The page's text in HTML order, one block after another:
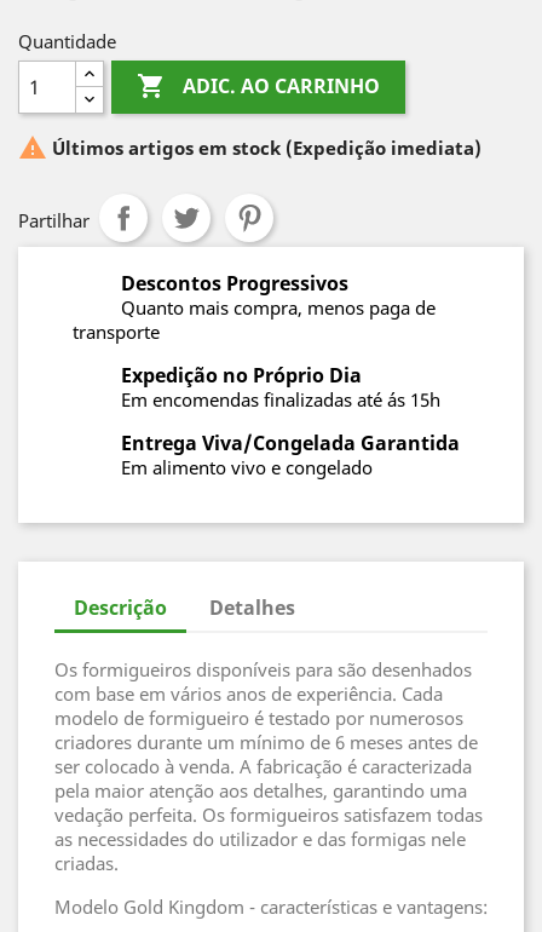
Quantidade
 ADIC. AO CARRINHO
 Últimos artigos em stock (Expedição imediata)
Partilhar
Descontos Progressivos
Quanto mais compra, menos paga de
transporte
Expedição no Próprio Dia
Em encomendas finalizadas até ás 15h
Entrega Viva/Congelada Garantida
Em alimento vivo e congelado
Descrição Detalhes
Os formigueiros disponíveis para são desenhados
com base em vários anos de experiência. Cada
modelo de formigueiro é testado por numerosos
criadores durante um mínimo de 6 meses antes de
ser colocado à venda. A fabricação é caracterizada
pela maior atenção aos detalhes, garantindo uma
vedação perfeita. Os formigueiros satisfazem todas
as necessidades do utilizador e das formigas nele
criadas.
Modelo Gold Kingdom - características e vantagens: